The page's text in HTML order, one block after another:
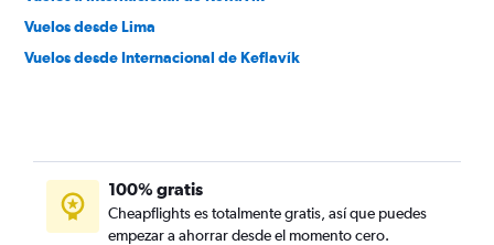
Vuelos desde Lima
Vuelos desde Internacional de Keflavík
100% gratis
Cheapflights es totalmente gratis, así que puedes
empezar a ahorrar desde el momento cero.